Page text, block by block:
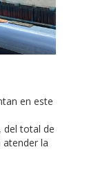
en este
del total de
atender la